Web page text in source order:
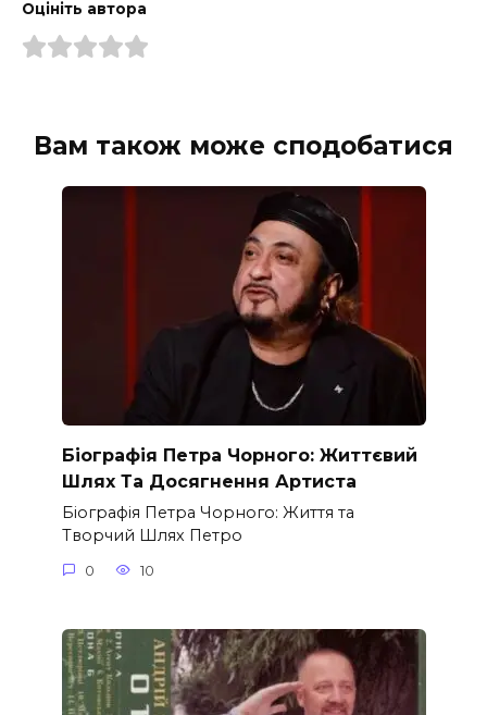
Оцініть автора
Вам також може сподобатися
Біографія Петра Чорного: Життєвий
Шлях Та Досягнення Артиста
Біографія Петра Чорного: Життя та
Творчий Шлях Петро
0 10